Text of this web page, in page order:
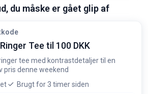
denne kategori
du måske er gået glip af
Tee til 100 DKK
tee med kontrastdetaljer til en
pris denne weekend
Brugt for 3 timer siden